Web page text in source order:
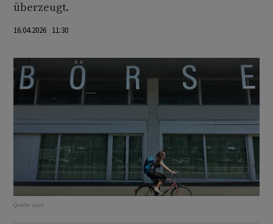
überzeugt.
16.04.2026 11:30
Quelle: cash